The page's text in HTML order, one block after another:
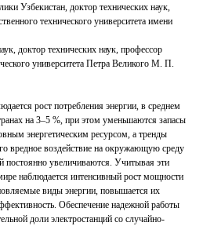
Узбекистан, доктор технических наук,
технического университета имени
доктор технических наук, профессор
университета Петра Великого М. П.
рост потребления энергии, в среднем
на 3–5 %, при этом уменьшаются запасы
энергетическим ресурсом, а тренды
вредное воздействие на окружающую среду
постоянно увеличиваются. Учитывая эти
наблюдается интенсивный рост мощности
виды энергии, повышается их
Обеспечение надежной работы
доли электростанций со случайно-